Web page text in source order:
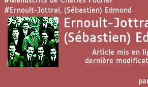
#Ernoult-Jottral, (Sébastien) Edmond
Ernoult-
(Sébastien)
Article mis en
dernière